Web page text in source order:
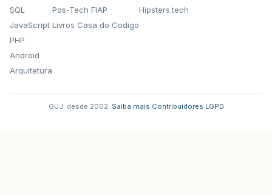
SQL
JavaScript
PHP
Android
Arquitetura
Pos-Tech FIAP
Livros Casa do Codigo
Hipsters.tech
GUJ: desde 2002. Saiba mais Contribuidores LGPD